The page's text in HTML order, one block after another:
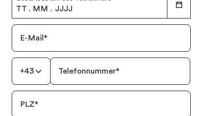
TT . MM . JJJJ
E-Mail *
+43 Telefonnummer*
PLZ*